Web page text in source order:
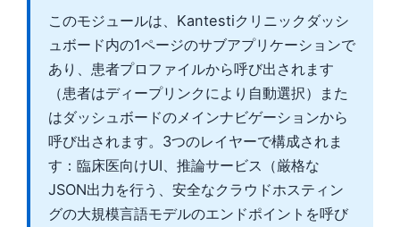
このモジュールは、Kantestiクリニックダッシ
ュボード内の1ページのサブアプリケーションで
あり、患者プロファイルから呼び出されます
（患者はディープリンクにより自動選択）また
はダッシュボードのメインナビゲーションから
呼び出されます。3つのレイヤーで構成されま
す：臨床医向けUI、推論サービス（厳格な
JSON出力を行う、安全なクラウドホスティン
グの大規模言語モデルのエンドポイントを呼び